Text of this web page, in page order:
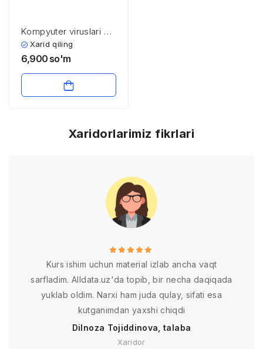
Kоmpyuter viruslari vа
virusga qarshi
vositalar
Xarid qiling
6,900 so'm
Xaridorlarimiz fikrlari
Kurs ishim uchun material izlab ancha vaqt
sarfladim. Alldata.uz'da topib, bir necha daqiqada
yuklab oldim. Narxi ham juda qulay, sifati esa
kutganimdan yaxshi chiqdi
Dilnoza Tojiddinova, talaba
Xaridor